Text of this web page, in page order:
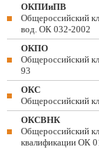
ОКПИиПВ
Общероссийский
вод. ОК 032-2002
ОКПО
Общероссийский
93
ОКС
Общероссийский
ОКСВНК
Общероссийский
квалификации ОК